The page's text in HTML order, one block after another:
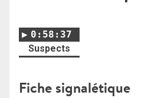
0:58:37
Suspects
Fiche signalétique